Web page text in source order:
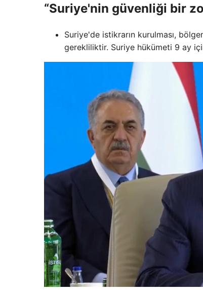
“Suriye'nin güvenliği bir
Suriye'de istikrarın kurulması,
gerekliliktir. Suriye hükümeti 9 ay